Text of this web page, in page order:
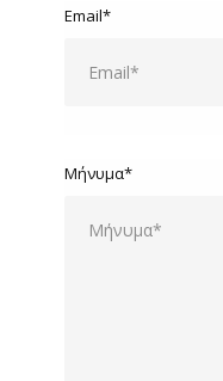
Email*
Μήνυμα*